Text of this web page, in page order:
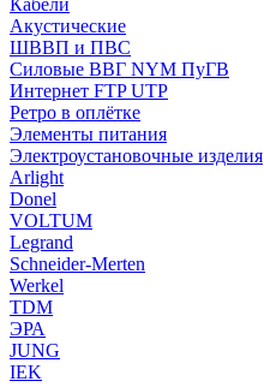
Кабели
Акустические
ШВВП и ПВС
Силовые ВВГ NYM ПуГВ
Интернет FTP UTP
Ретро в оплётке
Элементы питания
Электроустановочные изделия
Arlight
Donel
VOLTUM
Legrand
Schneider-Merten
Werkel
TDM
ЭРА
JUNG
IEK